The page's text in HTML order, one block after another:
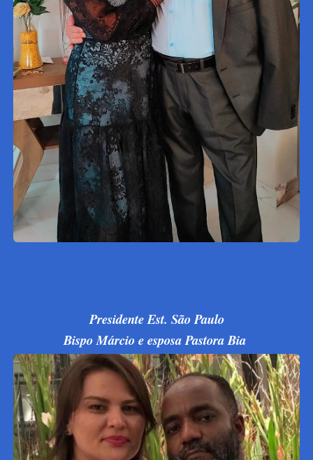
Presidente Est. São Paulo
Bispo Márcio e esposa Pastora Bia